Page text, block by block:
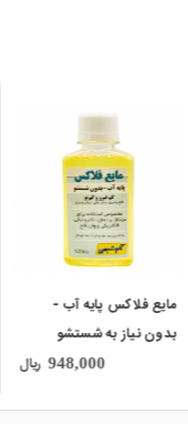
مایع سوپر فلاکس
تکنوشیمی
2,810,000 ریال